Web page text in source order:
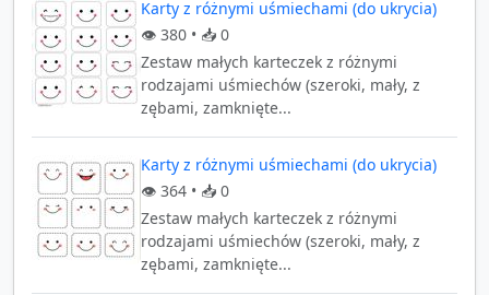
Karty z różnymi uśmiechami (do ukrycia)
👁️ 380 • 📥 0
Zestaw małych karteczek z różnymi
rodzajami uśmiechów (szeroki, mały, z
zębami, zamknięte...
Karty z różnymi uśmiechami (do ukrycia)
👁️ 364 • 📥 0
Zestaw małych karteczek z różnymi
rodzajami uśmiechów (szeroki, mały, z
zębami, zamknięte...